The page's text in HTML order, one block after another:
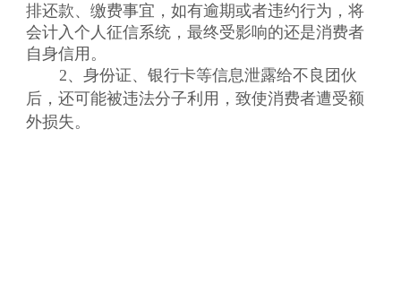
排还款、缴费事宜，如有逾期或者违约行为，将
会计入个人征信系统，最终受影响的还是消费者
自身信用。
2、身份证、银行卡等信息泄露给不良团伙
后，还可能被违法分子利用，致使消费者遭受额
外损失。